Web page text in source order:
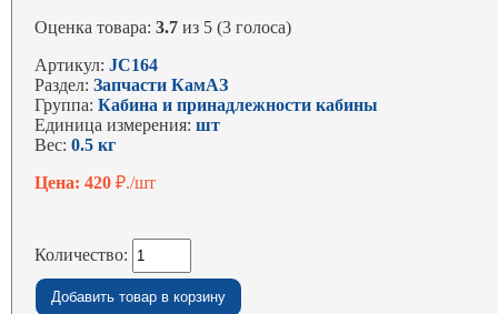
Оценка товара:3.7 из 5 (3 голоса)
Артикул:JC164
Раздел:Запчасти КамАЗ
Группа:Кабина и принадлежности кабины
Единица измерения:шт
Вес:0.5 кг
Цена: 420₽./шт
Количество: